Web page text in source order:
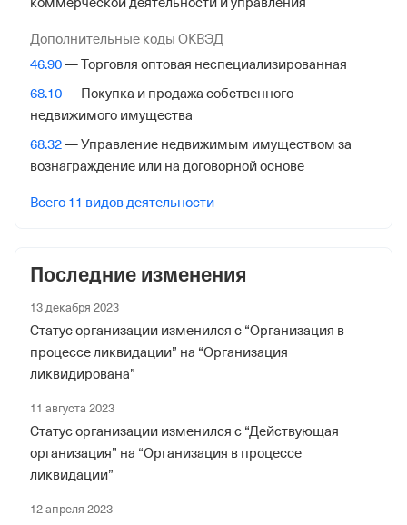
125373, гор. Москва, Походный Проезд, Домовладение
3, стр. 2
Внебюджетные фонды
Регистрационный номер в ПФР
087102086782
Дата регистрации
27 апреля 2012
Страхования Российской Федерации по гор. Москве и
Московской обл.
Регистрационный номер ФссРФ
770402499977041
Дата регистрации
16 декабря 2008
Наименование территориального органа
Страхования Российской Федерации по гор. Москве и
Дополнительные коды ОКВЭД
46.90— Торговля оптовая неспециализированная
68.10— Покупка и продажа собственного
недвижимого имущества
68.32— Управление недвижимым имуществом за
вознаграждение или на договорной основе
Всего 11 видов деятельности
Последние изменения
13 декабря 2023
Статус организации изменился с “Организация в
процессе ликвидации” на “Организация
ликвидирована”
11 августа 2023
Статус организации изменился с “Действующая
организация” на “Организация в процессе
ликвидации”
12 апреля 2023